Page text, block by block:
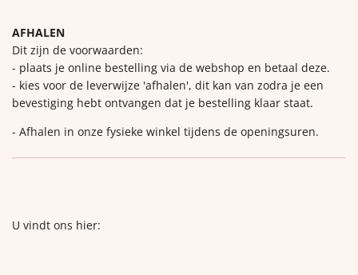
AFHALEN
Dit zijn de voorwaarden:
- plaats je online bestelling via de webshop en betaal deze.
- kies voor de leverwijze 'afhalen', dit kan van zodra je een
bevestiging hebt ontvangen dat je bestelling klaar staat.
- Afhalen in onze fysieke winkel tijdens de openingsuren.
U vindt ons hier: